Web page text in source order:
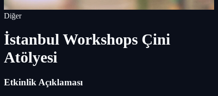
Diğer
İstanbul Workshops Çini
Atölyesi
Etkinlik Açıklaması